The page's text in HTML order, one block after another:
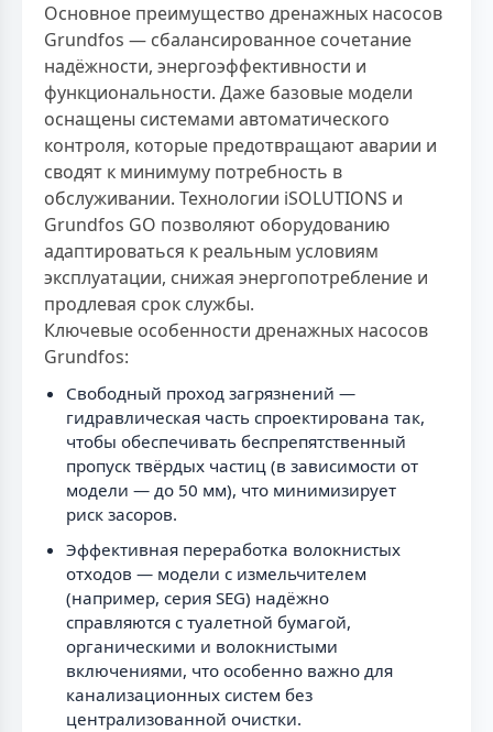
Основное преимущество дренажных насосов
Grundfos — сбалансированное сочетание
надёжности, энергоэффективности и
функциональности. Даже базовые модели
оснащены системами автоматического
контроля, которые предотвращают аварии и
сводят к минимуму потребность в
обслуживании. Технологии iSOLUTIONS и
Grundfos GO позволяют оборудованию
адаптироваться к реальным условиям
эксплуатации, снижая энергопотребление и
продлевая срок службы.
Ключевые особенности дренажных насосов
Grundfos:
Свободный проход загрязнений —
гидравлическая часть спроектирована так,
чтобы обеспечивать беспрепятственный
пропуск твёрдых частиц (в зависимости от
модели — до 50 мм), что минимизирует
риск засоров.
Эффективная переработка волокнистых
отходов — модели с измельчителем
(например, серия SEG) надёжно
справляются с туалетной бумагой,
органическими и волокнистыми
включениями, что особенно важно для
канализационных систем без
централизованной очистки.